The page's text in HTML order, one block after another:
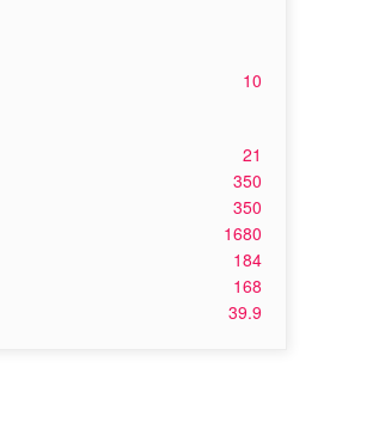
10
21
350
350
1680
184
168
39.9